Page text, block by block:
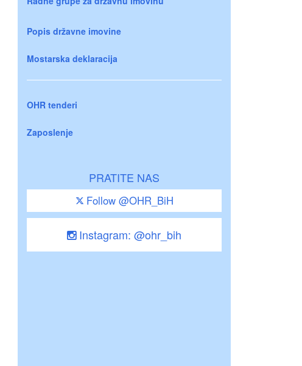
Popis državne imovine
Mostarska deklaracija
OHR tenderi
Zaposlenje
PRATITE NAS
Follow @OHR_BiH
Instagram: @ohr_bih